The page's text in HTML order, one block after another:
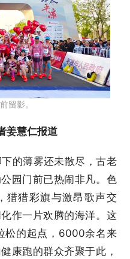
留影。
姜慧仁报道
的薄雾还未散尽，古老
园门前已热闹非凡。色
猎猎彩旗与激昂歌声交
作一片欢腾的海洋。这
松的起点，6000余名来
康跑的群众齐聚于此，